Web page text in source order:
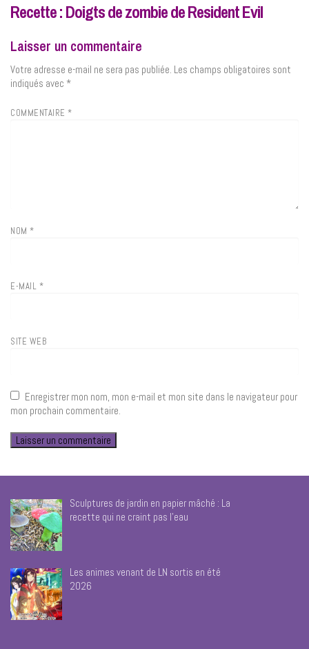
Recette : Doigts de zombie de Resident Evil
Laisser un commentaire
Votre adresse e-mail ne sera pas publiée. Les champs obligatoires sont
indiqués avec *
COMMENTAIRE *
NOM *
E-MAIL *
SITE WEB
Enregistrer mon nom, mon e-mail et mon site dans le navigateur pour
mon prochain commentaire.
Sculptures de jardin en papier mâché : La
recette qui ne craint pas l’eau
Les animes venant de LN sortis en été
2026